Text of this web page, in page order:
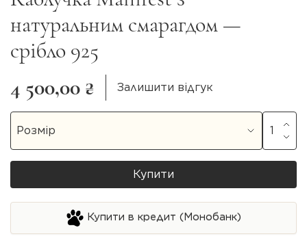
натуральним смарагдом —
срібло 925
4 500,00 ₴
Залишити відгук
Купити
Купити в кредит (Монобанк)